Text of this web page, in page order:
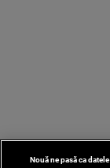
Nouă ne pasă ca